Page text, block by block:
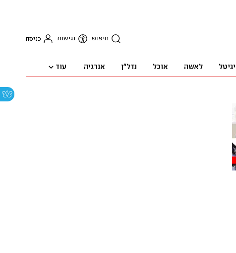
חיפוש נגישות כניסה
לאשה אוכל נדל"ן אנרגיה עוד